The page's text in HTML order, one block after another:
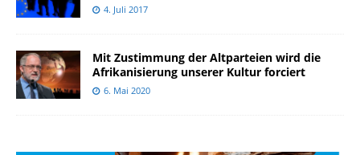
4. Juli 2017
Mit Zustimmung der Altparteien wird die
Afrikanisierung unserer Kultur forciert
6. Mai 2020